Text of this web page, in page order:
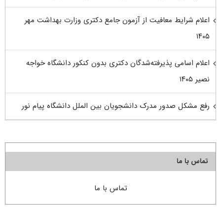
اعلام شرایط معافیت از آزمون جامع دکتری وزارت بهداشت مهر
۱۴۰۵
اعلام اسامی پذیرفته‌شدگان دکتری بدون کنکور دانشگاه خواجه
نصیر ۱۴۰۵
رفع مشکل صدور مدرک دانشجویان بین الملل دانشگاه پیام نور
تماس با ما
تماس با ما